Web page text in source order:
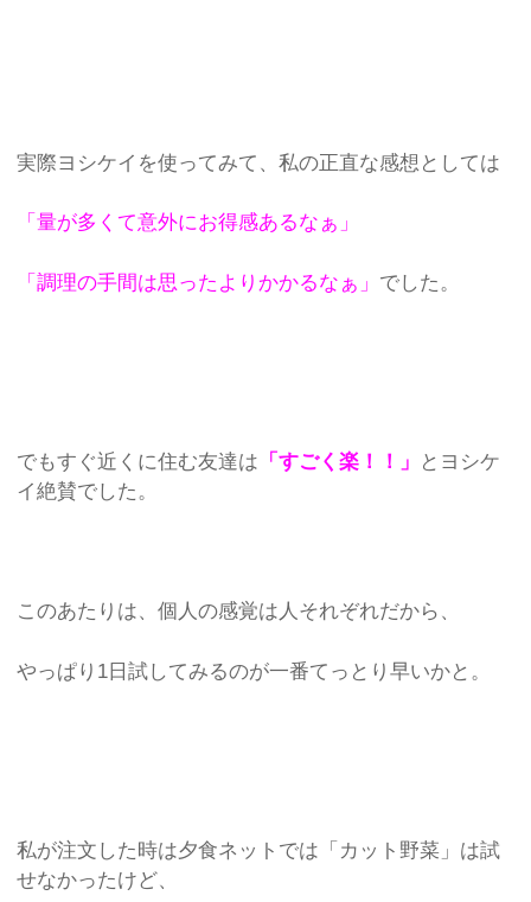
実際ヨシケイを使ってみて、私の正直な感想としては
「量が多くて意外にお得感あるなぁ」
「調理の手間は思ったよりかかるなぁ」 でした。
でもすぐ近くに住む友達は 「すごく楽！！」
とヨシケ
イ絶賛でした。
このあたりは、個人の感覚は人それぞれだから、
やっぱり1日試してみるのが一番てっとり早いかと。
私が注文した時は夕食ネットでは「カット野菜」は試
せなかったけど、